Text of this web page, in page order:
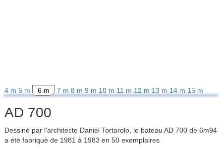
4 m 5 m 6 m 7 m 8 m 9 m 10 m 11 m 12 m 13 m 14 m 15 m
AD 700
Dessiné par l'architecte Daniel Tortarolo, le bateau AD 700 de 6m94
a été fabriqué de 1981 à 1983 en 50 exemplaires